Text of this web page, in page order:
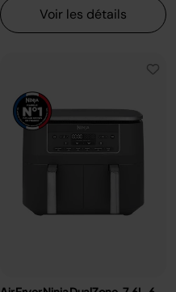
Voir les détails